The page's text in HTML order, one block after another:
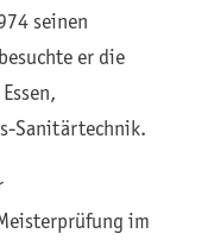
seinen
er die
Sanitärtechnik.
im